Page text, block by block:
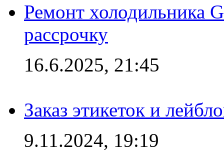
Ремонт холодильника
рассрочку
16.6.2025, 21:45
Заказ этикеток и
9.11.2024, 19:19